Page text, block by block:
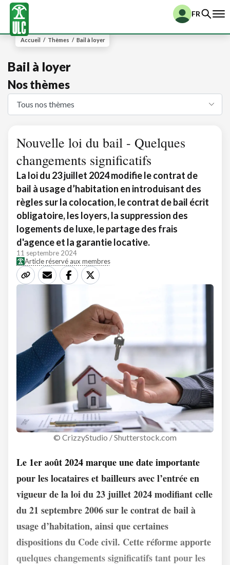
FR
Accueil / Thèmes / Bail à loyer
Bail à loyer
Nos thèmes
Nouvelle loi du bail - Quelques
changements significatifs
La loi du 23 juillet 2024 modifie le contrat de
bail à usage d’habitation en introduisant des
règles sur la colocation, le contrat de bail écrit
obligatoire, les loyers, la suppression des
logements de luxe, le partage des frais
d'agence et la garantie locative.
11 septembre 2024
Article réservé aux membres
© CrizzyStudio / Shutterstock.com
Le 1er août 2024 marque une date importante
pour les locataires et bailleurs avec l’entrée en
vigueur de la loi du 23 juillet 2024 modifiant celle
du 21 septembre 2006 sur le contrat de bail à
usage d’habitation, ainsi que certaines
dispositions du Code civil. Cette réforme apporte
quelques changements significatifs tant pour les